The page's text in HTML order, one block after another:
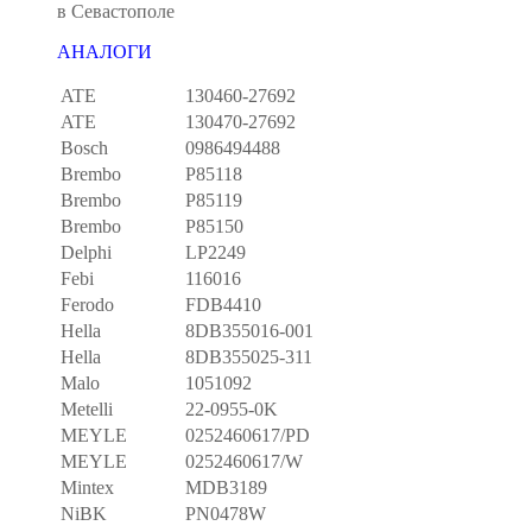
в Севастополе
АНАЛОГИ
ATE
130460-27692
ATE
130470-27692
Bosch
0986494488
Brembo
P85118
Brembo
P85119
Brembo
P85150
Delphi
LP2249
Febi
116016
Ferodo
FDB4410
Hella
8DB355016-001
Hella
8DB355025-311
Malo
1051092
Metelli
22-0955-0K
MEYLE
0252460617/PD
MEYLE
0252460617/W
Mintex
MDB3189
NiBK
PN0478W